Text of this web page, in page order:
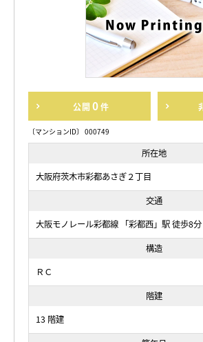
公開 0件
〔マンションID〕 000749
所在地
大阪府茨木市彩都あさぎ２丁目
交通
大阪モノレール彩都線 「彩都西」駅 徒歩8分
構造
ＲＣ
階建
13 階建